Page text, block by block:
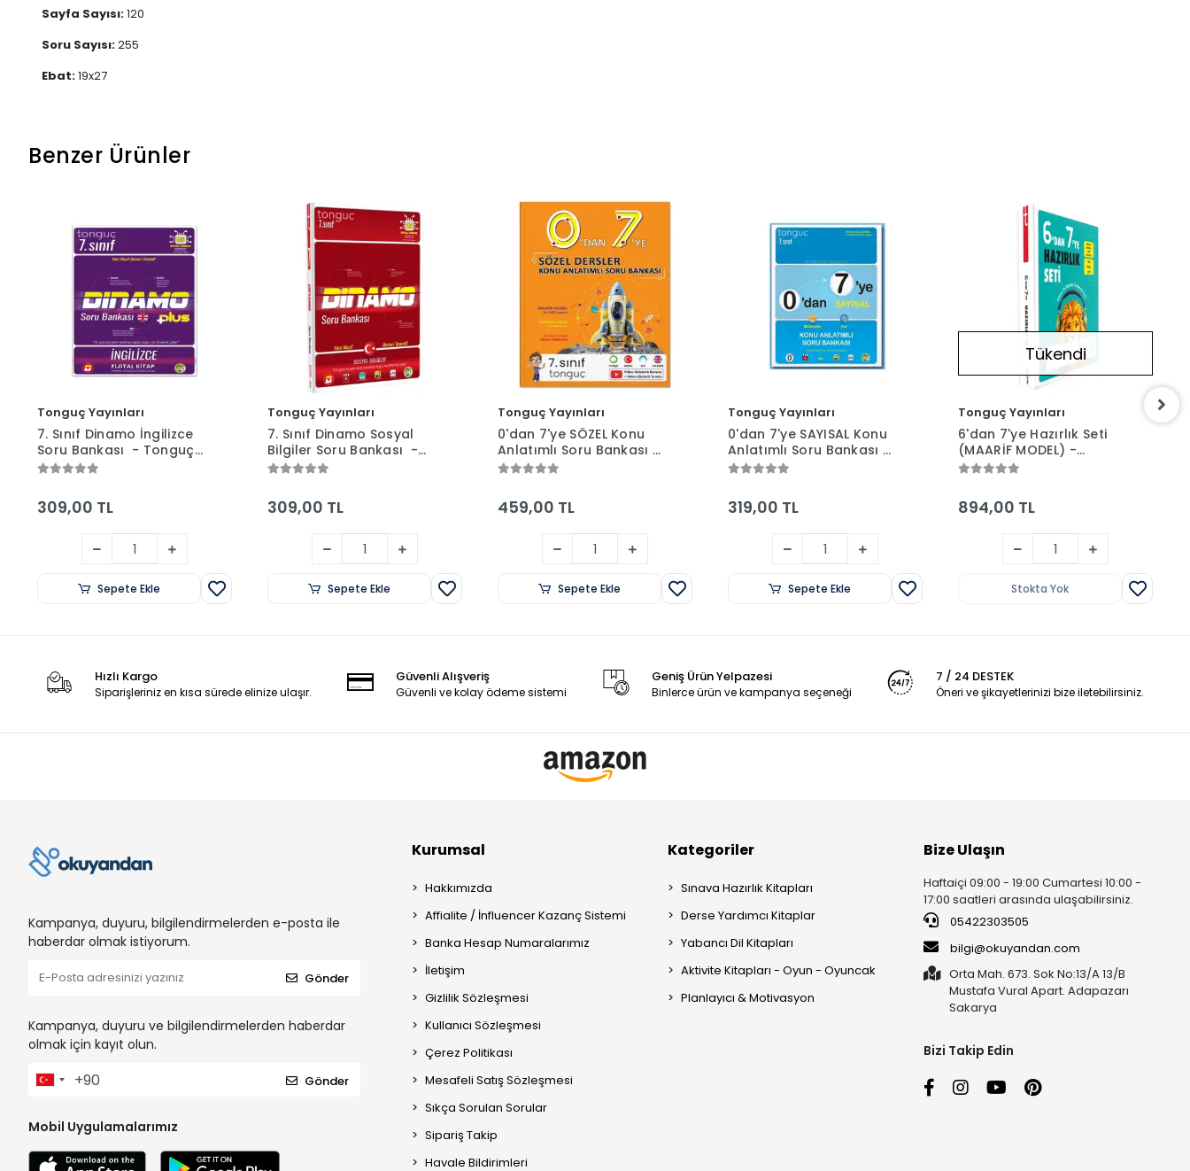
Sayfa Sayısı:120
Soru Sayısı:255
Ebat:19x27
Benzer Ürünler
Tonguç Yayınları
7. Sınıf Dinamo İngilizce
Soru Bankası - Tonguç
Yayınları
309,00 TL
Sepete Ekle
Tonguç Yayınları
7. Sınıf Dinamo Sosyal
Bilgiler Soru Bankası -
Tonguç Yayınları
309,00 TL
Sepete Ekle
Tonguç Yayınları
0'dan 7'ye SÖZEL Konu
Anlatımlı Soru Bankası -
Tonguç Yayınları
459,00 TL
Sepete Ekle
Tonguç Yayınları
0'dan 7'ye SAYISAL Konu
Anlatımlı Soru Bankası -
Tonguç Yayınları
319,00 TL
Sepete Ekle
Tükendi
Tonguç Yayınları
6'dan 7'ye Hazırlık Seti
(MAARİF MODEL) -
Tonguç Yayınları
894,00 TL
Stokta Yok
Hızlı Kargo
Siparişleriniz en kısa sürede elinize ulaşır.
Güvenli Alışveriş
Güvenli ve kolay ödeme sistemi
Geniş Ürün Yelpazesi
Binlerce ürün ve kampanya seçeneği
7 / 24 DESTEK
Öneri ve şikayetlerinizi bize iletebilirsiniz.
Kampanya, duyuru, bilgilendirmelerden e-posta ile
haberdar olmak istiyorum.
Gönder
Kampanya, duyuru ve bilgilendirmelerden haberdar
olmak için kayıt olun.
Gönder
Mobil Uygulamalarımız
Kurumsal
Hakkımızda
Affialite / İnfluencer Kazanç Sistemi
Banka Hesap Numaralarımız
İletişim
Gizlilik Sözleşmesi
Kullanıcı Sözleşmesi
Çerez Politikası
Mesafeli Satış Sözleşmesi
Sıkça Sorulan Sorular
Sipariş Takip
Havale Bildirimleri
Kategoriler
Sınava Hazırlık Kitapları
Derse Yardımcı Kitaplar
Yabancı Dil Kitapları
Aktivite Kitapları - Oyun - Oyuncak
Planlayıcı & Motivasyon
Bize Ulaşın
Haftaiçi 09:00 - 19:00 Cumartesi 10:00 -
17:00 saatleri arasında ulaşabilirsiniz.
05422303505
bilgi@okuyandan.com
Orta Mah. 673. Sok No:13/A 13/B
Mustafa Vural Apart. Adapazarı
Sakarya
Bizi Takip Edin